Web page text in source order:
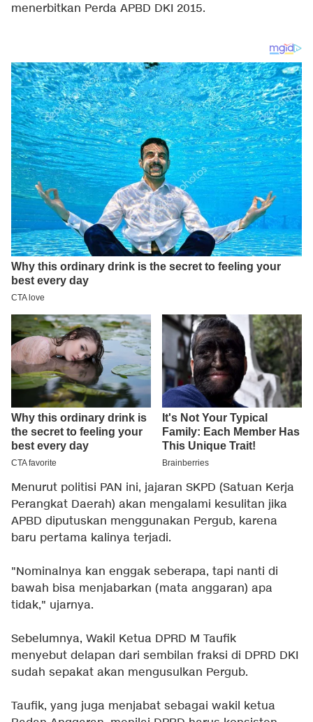
menerbitkan Perda APBD DKI 2015.
Menurut politisi PAN ini, jajaran SKPD (Satuan Kerja
Perangkat Daerah) akan mengalami kesulitan jika
APBD diputuskan menggunakan Pergub, karena
baru pertama kalinya terjadi.
"Nominalnya kan enggak seberapa, tapi nanti di
bawah bisa menjabarkan (mata anggaran) apa
tidak," ujarnya.
Sebelumnya, Wakil Ketua DPRD M Taufik
menyebut delapan dari sembilan fraksi di DPRD DKI
sudah sepakat akan mengusulkan Pergub.
Taufik, yang juga menjabat sebagai wakil ketua